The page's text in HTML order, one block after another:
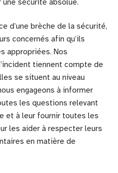
d’une brèche de la sécurité,
concernés afin qu’ils
appropriées. Nos
tiennent compte de
se situent au niveau
engageons à informer
les questions relevant
et à leur fournir toutes les
les aider à respecter leurs
en matière de